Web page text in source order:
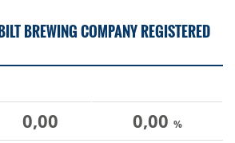
BREWING COMPANY REGISTERED
0,00 0,00 %